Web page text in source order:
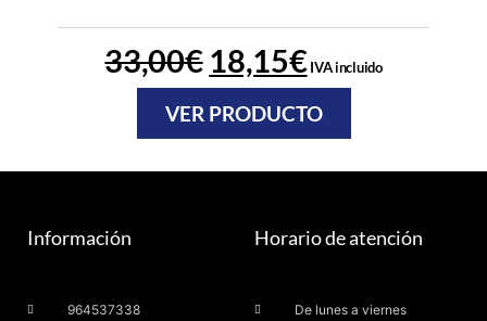
33,00€ 18,15€IVA incluido
VER PRODUCTO
Información
964537338
Horario de atención
De lunes a viernes